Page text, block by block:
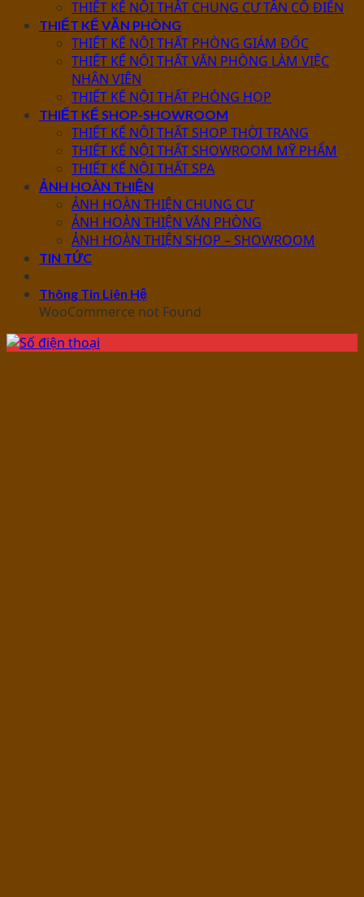
THIẾT KẾ NỘI THẤT CHUNG CƯ TÂN CỔ ĐIỂN
THIẾT KẾ VĂN PHÒNG
THIẾT KẾ NỘI THẤT PHÒNG GIÁM ĐỐC
THIẾT KẾ NỘI THẤT VĂN PHÒNG LÀM VIỆC
NHÂN VIÊN
THIẾT KẾ NỘI THẤT PHÒNG HỌP
THIẾT KẾ SHOP-SHOWROOM
THIẾT KẾ NỘI THẤT SHOP THỜI TRANG
THIẾT KẾ NỘI THẤT SHOWROOM MỸ PHẨM
THIẾT KẾ NỘI THẤT SPA
ẢNH HOÀN THIỆN
ẢNH HOÀN THIỆN CHUNG CƯ
ẢNH HOÀN THIỆN VĂN PHÒNG
ẢNH HOÀN THIỆN SHOP – SHOWROOM
TIN TỨC
Thông Tin Liên Hệ
WooCommerce not Found